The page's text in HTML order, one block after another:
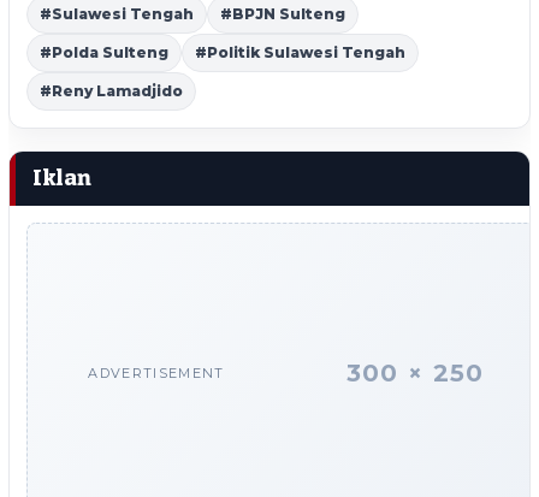
#Sulawesi Tengah #BPJN Sulteng
#Polda Sulteng #Politik Sulawesi Tengah
#Reny Lamadjido
Iklan
ADVERTISEMENT 300 × 250